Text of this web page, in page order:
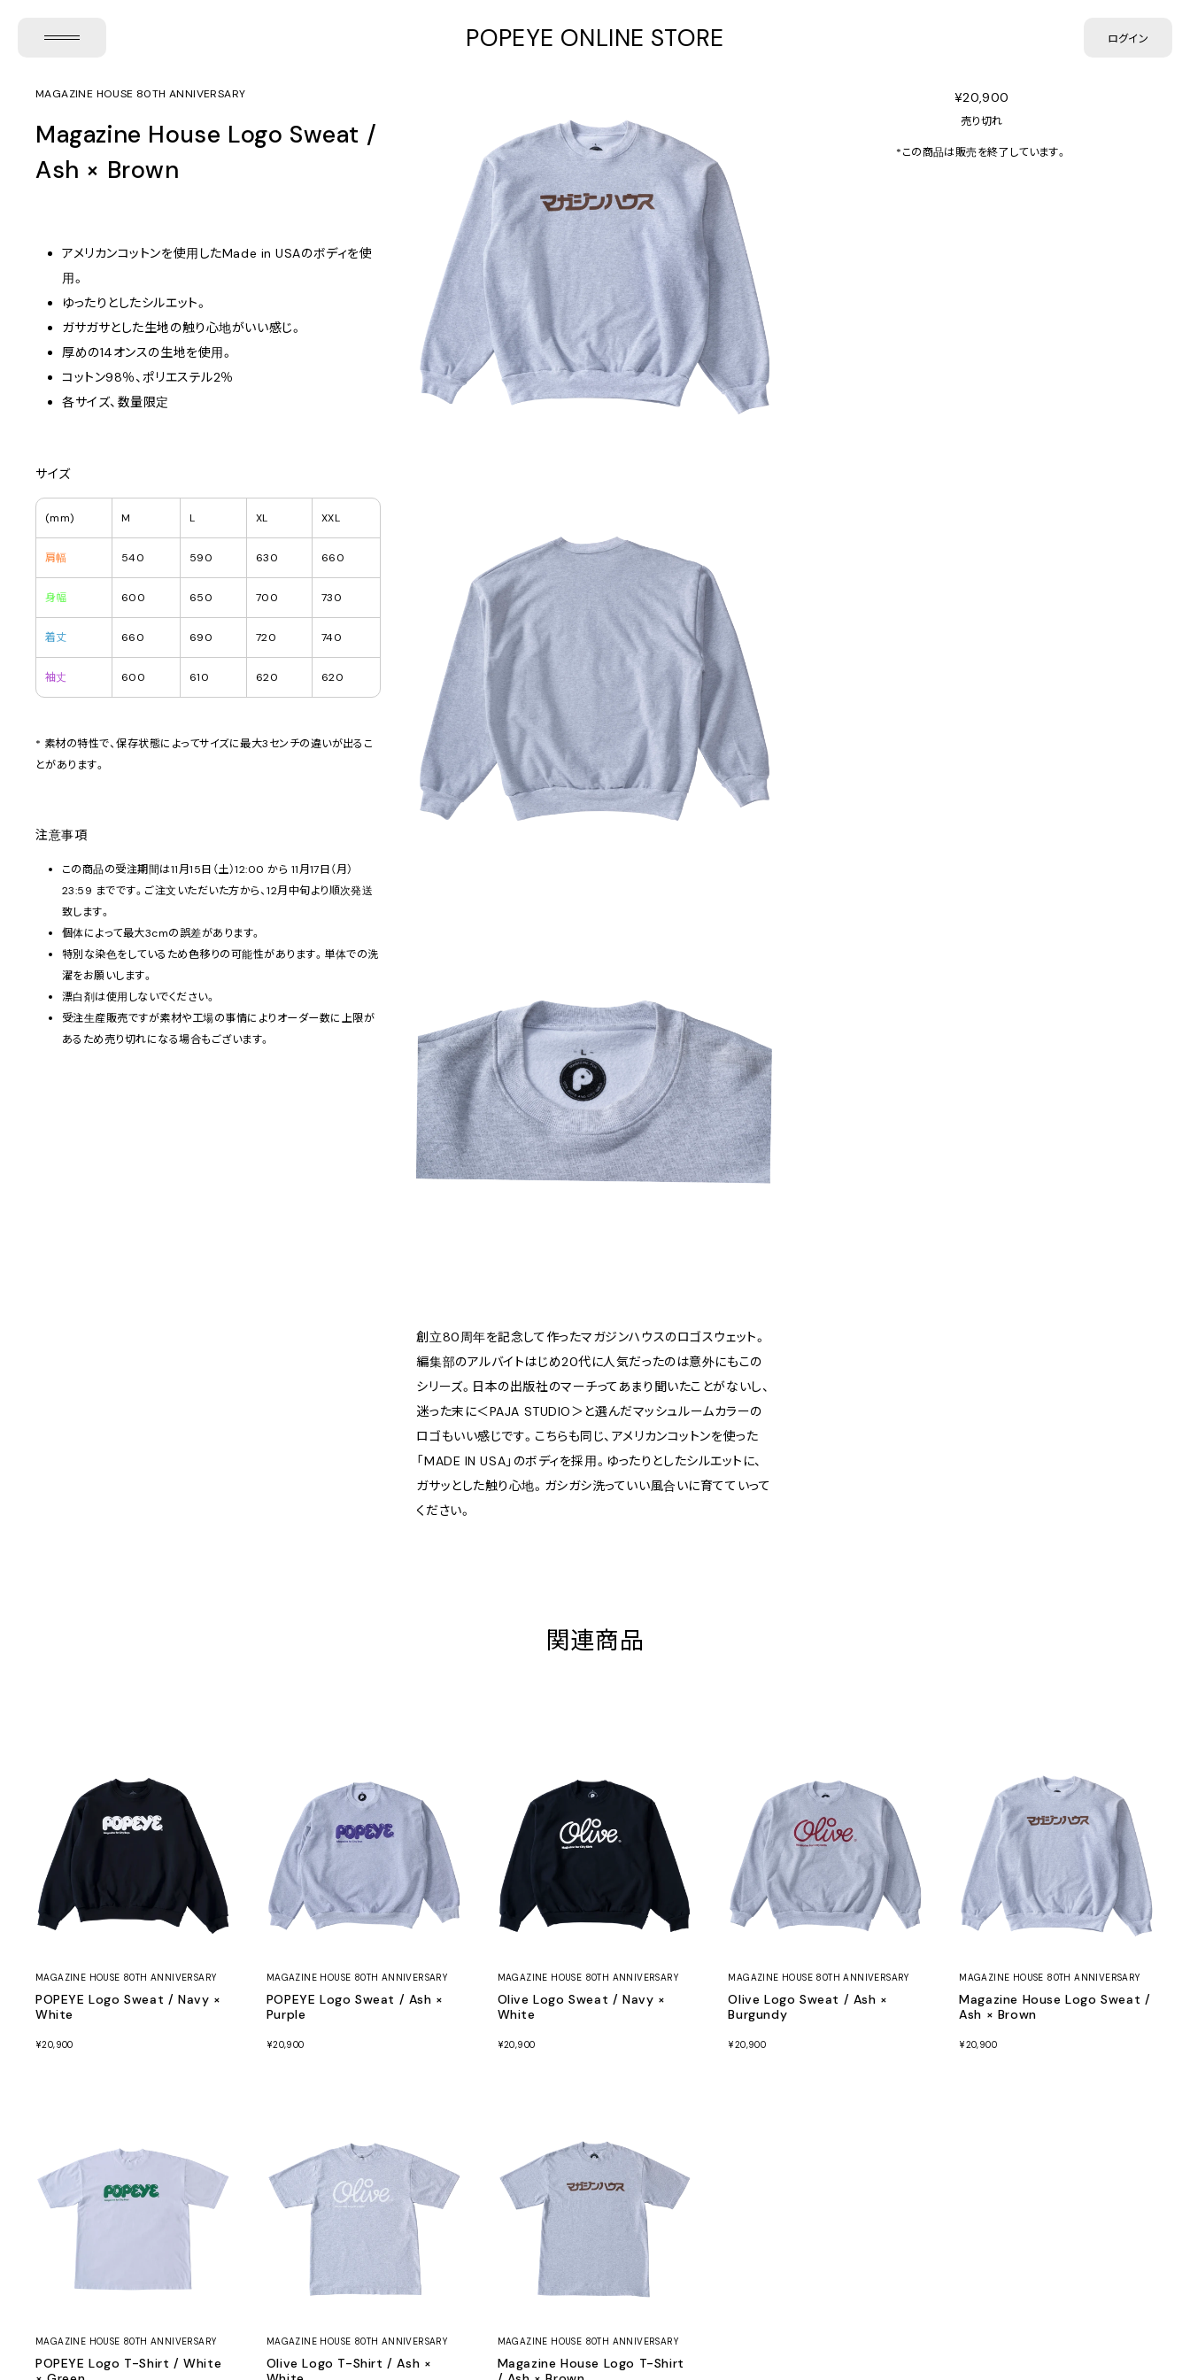
POPEYE ONLINE STORE ログイン
創立80周年を記念して作ったマガジンハウスのロゴスウェット。
編集部のアルバイトはじめ20代に人気だったのは意外にもこの
シリーズ。日本の出版社のマーチってあまり聞いたことがないし、
迷った末に＜PAJA STUDIO＞と選んだマッシュルームカラーの
ロゴもいい感じです。こちらも同じ、アメリカンコットンを使った
「MADE IN USA」のボディを採用。ゆったりとしたシルエットに、
ガサッとした触り心地。ガシガシ洗っていい風合いに育てていって
ください。
¥20,900
売り切れ
*この商品は販売を終了しています。
MAGAZINE HOUSE 80TH ANNIVERSARY
Magazine House Logo Sweat /
Ash × Brown
アメリカンコットンを使用したMade in USAのボディを使
用。
ゆったりとしたシルエット。
ガサガサとした生地の触り心地がいい感じ。
厚めの14オンスの生地を使用。
コットン98％、ポリエステル2％
各サイズ、数量限定
サイズ
(mm) M L XL XXL
肩幅 540 590 630 660
身幅 600 650 700 730
着丈 660 690 720 740
袖丈 600 610 620 620
* 素材の特性で、保存状態によってサイズに最大3センチの違いが出るこ
とがあります。
注意事項
この商品の受注期間は11月15日（土）12:00 から 11月17日（月）
23:59 までです。ご注文いただいた方から、12月中旬より順次発送
致します。
個体によって最大3cmの誤差があります。
特別な染色をしているため色移りの可能性があります。単体での洗
濯をお願いします。
漂白剤は使用しないでください。
受注生産販売ですが素材や工場の事情によりオーダー数に上限が
あるため売り切れになる場合もございます。
関連商品
MAGAZINE HOUSE 80TH ANNIVERSARY
POPEYE Logo Sweat / Navy ×
White
¥20,900
MAGAZINE HOUSE 80TH ANNIVERSARY
POPEYE Logo Sweat / Ash ×
Purple
¥20,900
MAGAZINE HOUSE 80TH ANNIVERSARY
Olive Logo Sweat / Navy ×
White
¥20,900
MAGAZINE HOUSE 80TH ANNIVERSARY
Olive Logo Sweat / Ash ×
Burgundy
¥20,900
MAGAZINE HOUSE 80TH ANNIVERSARY
Magazine House Logo Sweat /
Ash × Brown
¥20,900
MAGAZINE HOUSE 80TH ANNIVERSARY
POPEYE Logo T-Shirt / White
MAGAZINE HOUSE 80TH ANNIVERSARY
Olive Logo T-Shirt / Ash ×
MAGAZINE HOUSE 80TH ANNIVERSARY
Magazine House Logo T-Shirt